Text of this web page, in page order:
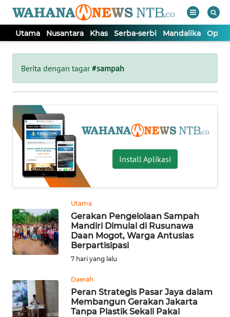
Utama Nusantara Khas Serba-serbi Mandalika Opini
Berita dengan tagar#sampah
Install Aplikasi
Utama
Gerakan Pengelolaan Sampah
Mandiri Dimulai di Rusunawa
Daan Mogot, Warga Antusias
Berpartisipasi
7 hari yang lalu
Daerah
Peran Strategis Pasar Jaya dalam
Membangun Gerakan Jakarta
Tanpa Plastik Sekali Pakai
Tutup
UTAMA
NUSANTARA
KHAS
SERBA-
SERBI
MANDALIKA
OPINI
INDEKS
BERITA